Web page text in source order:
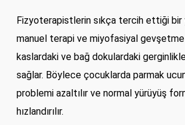
Fizyoterapistlerin sıkça tercih ettiği bir
manuel terapi ve miyofasiyal
kaslardaki ve bağ dokulardaki
sağlar. Böylece çocuklarda parmak
problemi azaltılır ve normal yürüyüş
hızlandırılır.